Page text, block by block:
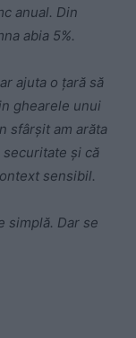
anual. Din
abia 5%.
ajuta o țară să
ghearele unui
sfârșit am arăta
și că
sensibil.
simplă. Dar se